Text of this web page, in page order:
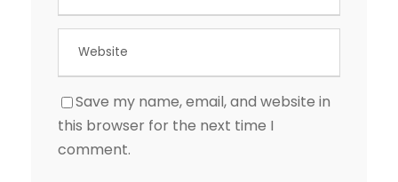
Save my name, email, and website in
this browser for the next time I
comment.